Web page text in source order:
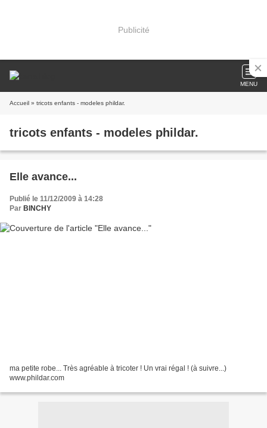
Publicité
MENU
Accueil » tricots enfants - modeles phildar.
tricots enfants - modeles phildar.
Elle avance...
Publié le 11/12/2009 à 14:28
Par BINCHY
ma petite robe... Très agréable à tricoter ! Un vrai régal ! (à suivre...)
www.phildar.com